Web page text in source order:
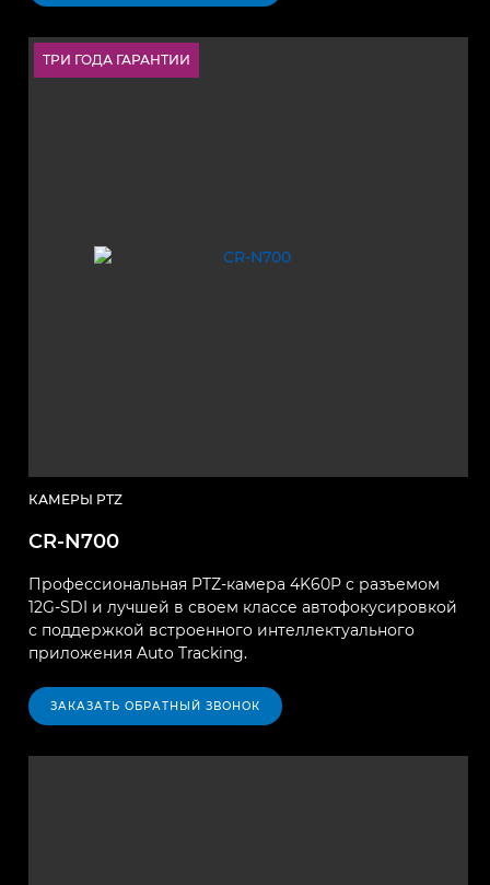
ТРИ ГОДА ГАРАНТИИ
КАМЕРЫ PTZ
CR-N700
Профессиональная PTZ-камера 4K60P с разъемом
12G-SDI и лучшей в своем классе автофокусировкой
с поддержкой встроенного интеллектуального
приложения Auto Tracking.
ЗАКАЗАТЬ ОБРАТНЫЙ ЗВОНОК